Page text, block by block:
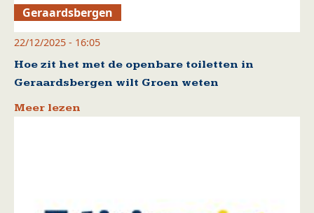
Geraardsbergen
22/12/2025 - 16:05
Hoe zit het met de openbare toiletten in
Geraardsbergen wilt Groen weten
Meer lezen